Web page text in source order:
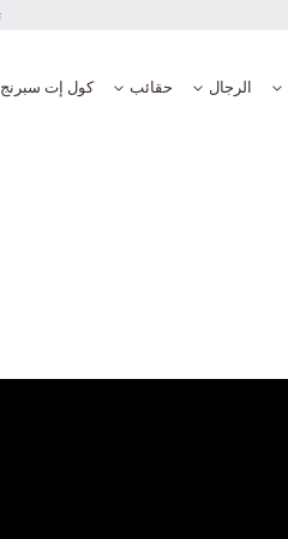
الرجال حقائب كول إت سبرنج